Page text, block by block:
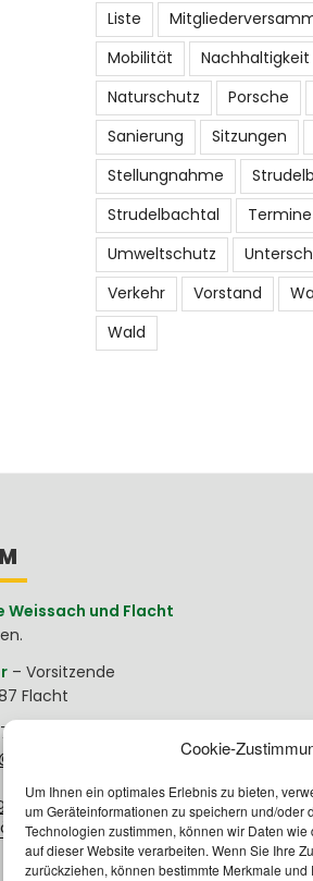
Cookie-
Um Ihnen ein optimales Erlebnis zu bieten,
um Geräteinformationen zu speichern und/oder
Technologien zustimmen, können wir Daten
auf dieser Website verarbeiten. Wenn Sie Ihre
zurückziehen, können bestimmte Merkmale
Liste
Mobilität
Nachhaltigkeit
Naturschutz
Porsche
Sanierung
Sitzungen
Stellungnahme
Strudelbachtal
Termine
Umweltschutz
Verkehr
Vorstand
Wald
Weissach und Flacht
– Vorsitzende
Flacht
weissach.de